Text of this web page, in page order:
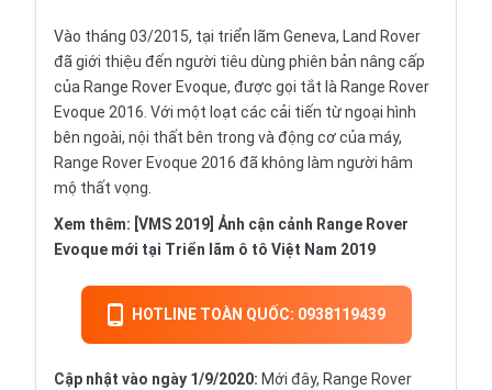
Vào tháng 03/2015, tại triển lãm Geneva, Land Rover
đã giới thiệu đến người tiêu dùng phiên bản nâng cấp
của Range Rover Evoque, được gọi tắt là Range Rover
Evoque 2016. Với một loạt các cải tiến từ ngoại hình
bên ngoài, nội thất bên trong và động cơ của máy,
Range Rover Evoque 2016 đã không làm người hâm
mộ thất vọng.
Xem thêm: [VMS 2019] Ảnh cận cảnh Range Rover
Evoque mới tại Triển lãm ô tô Việt Nam 2019
HOTLINE TOÀN QUỐC: 0938119439
Cập nhật vào ngày 1/9/2020: Mới đây, Range Rover